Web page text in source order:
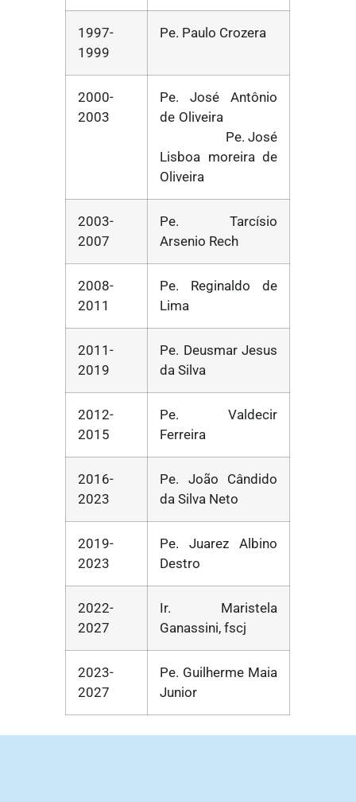
1997-
1999
Pe. Paulo Crozera
2000-
2003
Pe. José Antônio
de Oliveira
Pe. José
Lisboa moreira de
Oliveira
2003-
2007
Pe. Tarcísio
Arsenio Rech
2008-
2011
Pe. Reginaldo de
Lima
2011-
2019
Pe. Deusmar Jesus
da Silva
2012-
2015
Pe. Valdecir
Ferreira
2016-
2023
Pe. João Cândido
da Silva Neto
2019-
2023
Pe. Juarez Albino
Destro
2022-
2027
Ir. Maristela
Ganassini, fscj
2023-
2027
Pe. Guilherme Maia
Junior